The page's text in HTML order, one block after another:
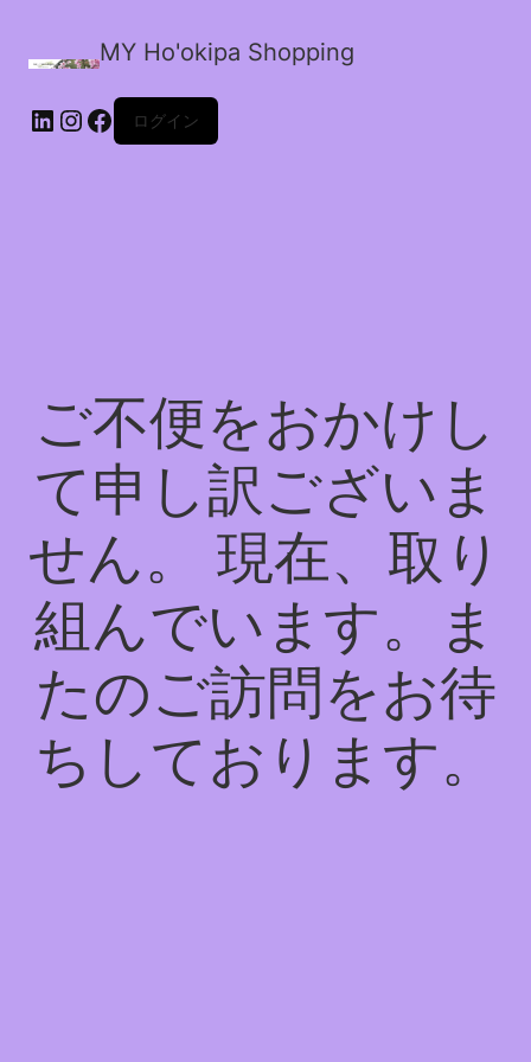
MY Ho'okipa Shopping
LinkedIn
Instagram
Facebookログイン
ご不便をおかけし
て申し訳ございま
せん。 現在、取り
組んでいます。ま
たのご訪問をお待
ちしております。